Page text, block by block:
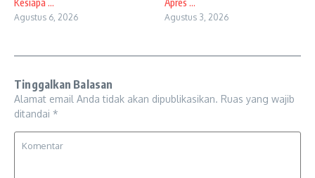
Agustus 6, 2026 Agustus 3, 2026
Tinggalkan Balasan
Alamat email Anda tidak akan dipublikasikan. Ruas yang wajib
ditandai *